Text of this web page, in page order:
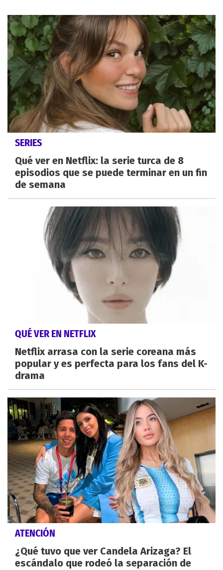
SERIES
Qué ver en Netflix: la serie turca de 8
episodios que se puede terminar en un fin
de semana
QUÉ VER EN NETFLIX
Netflix arrasa con la serie coreana más
popular y es perfecta para los fans del K-
drama
ATENCIÓN
¿Qué tuvo que ver Candela Arizaga? El
escándalo que rodeó la separación de